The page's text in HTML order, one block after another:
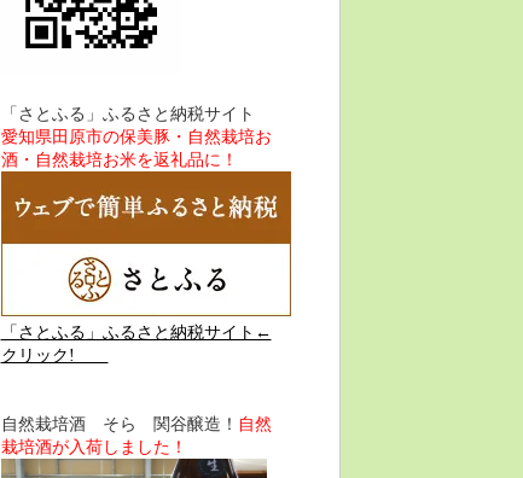
「さとふる」ふるさと納税サイト
愛知県田原市の保美豚・自然栽培お
酒・自然栽培お米を返礼品に！
「さとふる」ふるさと納税サイト←
クリック!
自然栽培酒 そら 関谷醸造！ 自然
栽培酒が入荷しました！